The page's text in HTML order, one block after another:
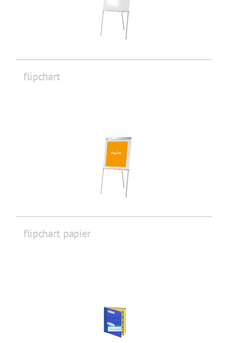
flipchart
flipchart papier